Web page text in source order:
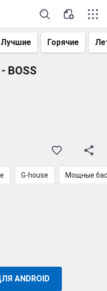
Лучшие Горячие
BOSS
G-house Мощные
ANDROID